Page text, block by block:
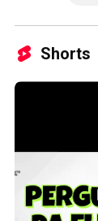
Shorts